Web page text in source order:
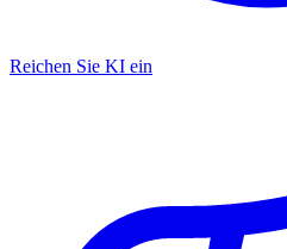
Reichen Sie KI ein